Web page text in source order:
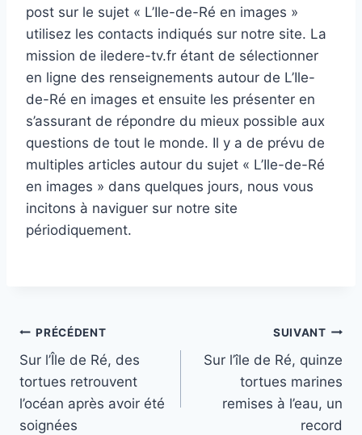
post sur le sujet « L’Ile-de-Ré en images »
utilisez les contacts indiqués sur notre site. La
mission de iledere-tv.fr étant de sélectionner
en ligne des renseignements autour de L’Ile-
de-Ré en images et ensuite les présenter en
s’assurant de répondre du mieux possible aux
questions de tout le monde. Il y a de prévu de
multiples articles autour du sujet « L’Ile-de-Ré
en images » dans quelques jours, nous vous
incitons à naviguer sur notre site
périodiquement.
Navigation
de
l’article
PRÉCÉDENT
Sur l’Île de Ré, des
tortues retrouvent
l’océan après avoir été
soignées
SUIVANT
Sur l’île de Ré, quinze
tortues marines
remises à l’eau, un
record